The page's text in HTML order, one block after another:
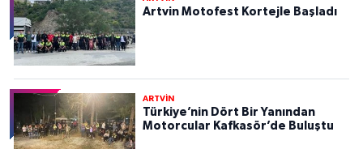
Artvin Motofest Kortejle Başladı
ARTVİN
Türkiye’nin Dört Bir Yanından
Motorcular Kafkasör’de Buluştu